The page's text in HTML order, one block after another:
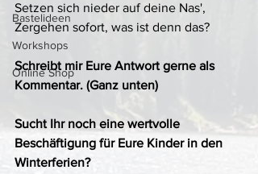
Bastelideen
Workshops
Online Shop
Setzen sich nieder auf deine Nas',
Zergehen sofort, was ist denn das?
Schreibt mir Eure Antwort gerne als
Kommentar. (Ganz unten)
Sucht Ihr noch eine wertvolle
Beschäftigung für Eure Kinder in den
Winterferien?